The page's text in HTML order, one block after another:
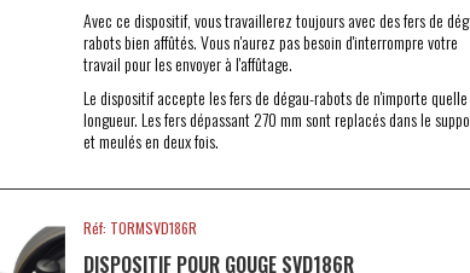
Avec ce dispositif, vous travaillerez toujours avec des fers de
rabots bien affûtés. Vous n'aurez pas besoin d'interrompre votre
travail pour les envoyer à l'affûtage.
Le dispositif accepte les fers de dégau-rabots de n'importe quelle
longueur. Les fers dépassant 270 mm sont replacés dans le
et meulés en deux fois.
Réf: TORMSVD186R
DISPOSITIF POUR GOUGE SVD186R